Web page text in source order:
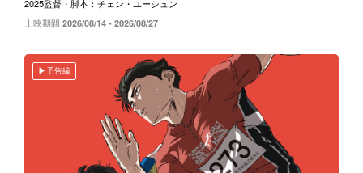
2025監督・脚本：チェン・ユーシュン
上映期間 2026/08/14 - 2026/08/27
予告編